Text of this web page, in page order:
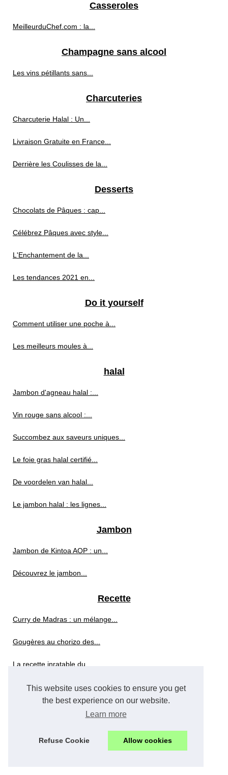
This website uses cookies to ensure you get
the best experience on our website.
Learn more
Refuse Cookie Allow cookies
Casseroles
MeilleurduChef.com : la...
Champagne sans alcool
Les vins pétillants sans...
Charcuteries
Charcuterie Halal : Un...
Livraison Gratuite en France...
Derrière les Coulisses de la...
Desserts
Chocolats de Pâques : cap...
Célébrez Pâques avec style...
L'Enchantement de la...
Les tendances 2021 en...
Do it yourself
Comment utiliser une poche à...
Les meilleurs moules à...
halal
Jambon d'agneau halal :...
Vin rouge sans alcool :...
Succombez aux saveurs uniques...
Le foie gras halal certifié...
De voordelen van halal...
Le jambon halal : les lignes...
Jambon
Jambon de Kintoa AOP : un...
Découvrez le jambon...
Recette
Curry de Madras : un mélange...
Gougères au chorizo des...
La recette inratable du...
Découvrez les Secrets du...
Comment faire une compote...